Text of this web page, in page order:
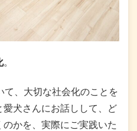
。
て、大切な社会化のことを
犬さんにお話しして、ど
かを、実際にご実践いた